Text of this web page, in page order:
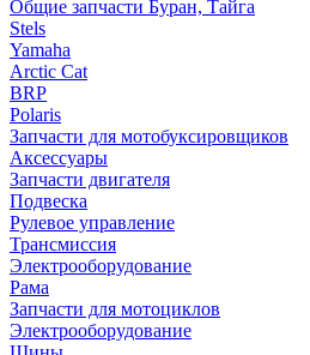
Общие запчасти Буран, Тайга
Stels
Yamaha
Arctic Cat
BRP
Polaris
Запчасти для мотобуксировщиков
Аксессуары
Запчасти двигателя
Подвеска
Рулевое управление
Трансмиссия
Электрооборудование
Рама
Запчасти для мотоциклов
Электрооборудование